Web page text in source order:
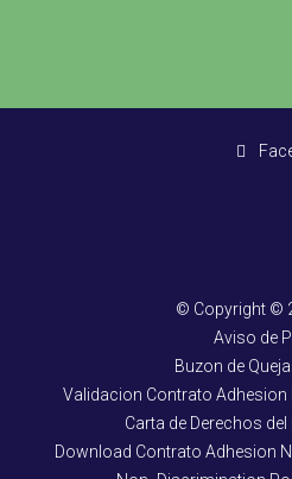
© Copyright ©
Aviso de
Buzon de
Validacion Contrato
Carta de Derechos
Download Contrato Adhesion